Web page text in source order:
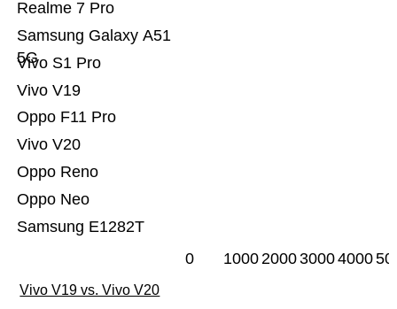
Samsung E1282T
Oppo Neo
Oppo Reno
Vivo V20
Oppo F11 Pro
Vivo V19
Vivo S1 Pro
Samsung Galaxy A51
5G
Realme 7 Pro
0 1000200030004000
Vivo V19 vs. Vivo V20